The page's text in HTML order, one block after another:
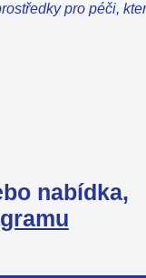
pro péči,
nabídka,